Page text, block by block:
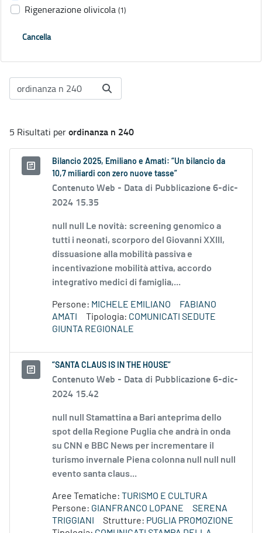
Rigenerazione olivicola (1)
Cancella
5 Risultati perordinanza n 240
Bilancio 2025, Emiliano e Amati: “Un bilancio da
10,7 miliardi con zero nuove tasse”
Contenuto Web - Data di Pubblicazione 6-dic-
2024 15.35
null null Le novità: screening genomico a
tutti i neonati, scorporo del Giovanni XXIII,
dissuasione alla mobilità passiva e
incentivazione mobilità attiva, accordo
integrativo medici di famiglia,...
Persone: MICHELE EMILIANO
FABIANO
AMATI
Tipologia: COMUNICATI SEDUTE
GIUNTA REGIONALE
“SANTA CLAUS IS IN THE HOUSE”
Contenuto Web - Data di Pubblicazione 6-dic-
2024 15.42
null null Stamattina a Bari anteprima dello
spot della Regione Puglia che andrà in onda
su CNN e BBC News per incrementare il
turismo invernale Piena colonna null null null
evento santa claus...
Aree Tematiche: TURISMO E CULTURA
Persone: GIANFRANCO LOPANE
SERENA
TRIGGIANI
Strutture: PUGLIA PROMOZIONE